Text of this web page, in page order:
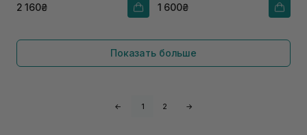
2 160₴ 1 600₴
Показать больше
← 1 2 →